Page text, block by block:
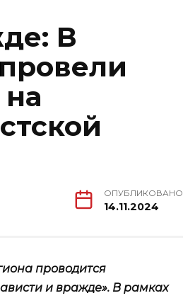
В
ОПУБЛИКОВАНО
14.11.2024
проводится
и вражде». В рамках